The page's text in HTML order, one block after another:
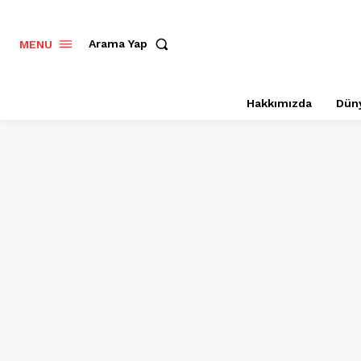
MENU Arama Yap
Hakkımızda